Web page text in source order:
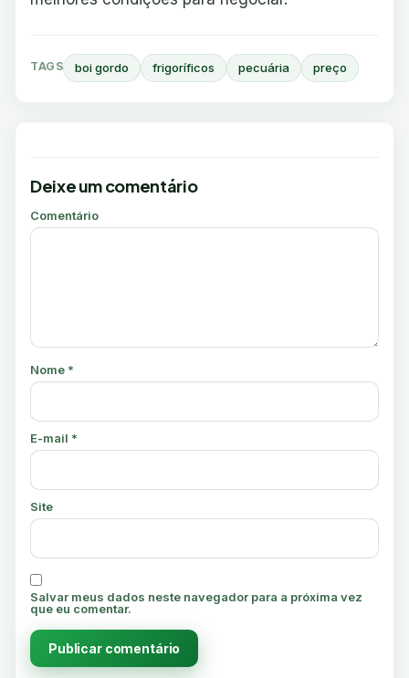
TAGS boi gordo frigoríficos pecuária preço
Deixe um comentário
Comentário
Nome *
E-mail *
Site
Salvar meus dados neste navegador para a próxima vez
que eu comentar.